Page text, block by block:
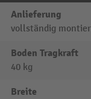
Anlieferung
vollständig
Boden Tragkraft
40 kg
Breite